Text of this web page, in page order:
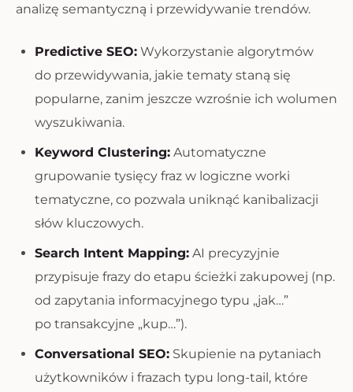
analizę semantyczną i przewidywanie trendów.
Predictive SEO: Wykorzystanie algorytmów
do przewidywania, jakie tematy staną się
popularne, zanim jeszcze wzrośnie ich wolumen
wyszukiwania.
Keyword Clustering: Automatyczne
grupowanie tysięcy fraz w logiczne worki
tematyczne, co pozwala uniknąć kanibalizacji
słów kluczowych.
Search Intent Mapping: AI precyzyjnie
przypisuje frazy do etapu ścieżki zakupowej (np.
od zapytania informacyjnego typu „jak…”
po transakcyjne „kup…”).
Conversational SEO: Skupienie na pytaniach
użytkowników i frazach typu long-tail, które